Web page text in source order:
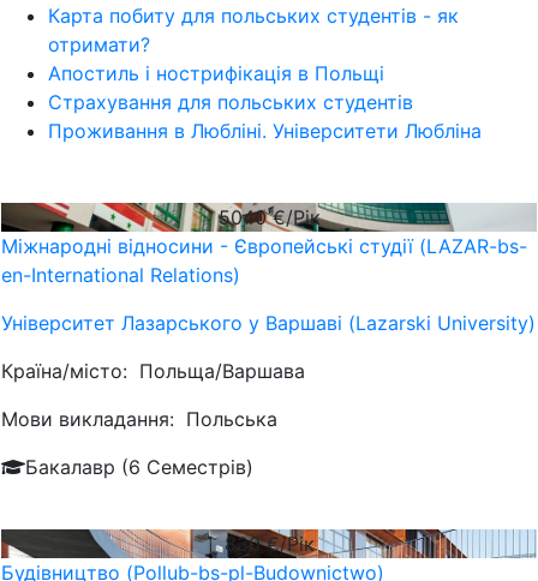
Карта побиту для польських студентів - як
отримати?
Апостиль і нострифікація в Польщі
Страхування для польських студентів
Проживання в Любліні. Університети Любліна
5040€/Рік
Міжнародні відносини - Європейські студії (LAZAR-bs-
en-International Relations)
Університет Лазарського у Варшаві (Lazarski University)
Країна/місто: Польща/Варшава
Мови викладання: Польська
Бакалавр (6 Семестрів)
830€/Рік
Будівництво (Pollub-bs-pl-Budownictwo)